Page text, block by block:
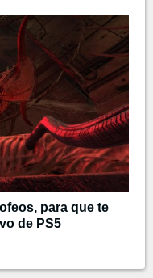
para que te
de PS5